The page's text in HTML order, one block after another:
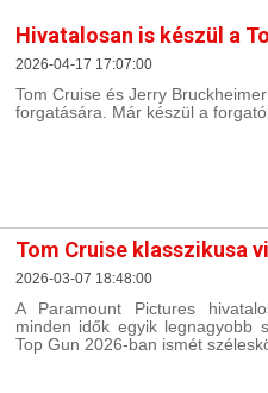
Hivatalosan is készül a
2026-04-17 17:07:00
Tom Cruise és Jerry
forgatására. Már készül a
Tom Cruise klasszikusa
2026-03-07 18:48:00
A Paramount Pictures
minden idők egyik legnagyobb
Top Gun 2026-ban ismét